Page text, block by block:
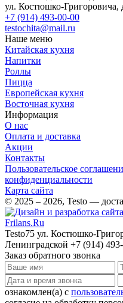
ул. Костюшко-Григоровича,
+7 (914) 493-00-00
testochita@mail.ru
Наше меню
Китайская кухня
Напитки
Роллы
Пицца
Европейская кухня
Восточная кухня
Информация
О нас
Оплата и доставка
Акции
Контакты
Пользовательское
конфиденциальности
Карта сайта
© 2025 – 2026, Testo —
Frilans.Ru
Testo75 ул. Костюшко-
Ленинградской +7 (914)
Заказ обратного звонка
ознакомлен(а) с